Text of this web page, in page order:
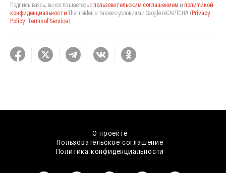
Подписываясь, вы соглашаетесь спользовательским соглашением и политикой
конфиденциальности The Insider, а также с условиями Google reCAPTCHA (Privacy
Policy Terms of Service).
О проекте
Пользовательское соглашение
Политика конфиденциальности